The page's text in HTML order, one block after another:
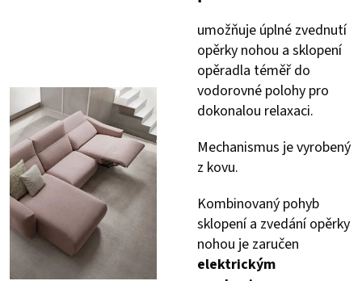
umožňuje úplné zvednutí
opěrky nohou a sklopení
opěradla téměř do
vodorovné polohy pro
dokonalou relaxaci.
Mechanismus je vyrobený
z kovu.
Kombinovaný pohyb
sklopení a zvedání opěrky
nohou je zaručen
elektrickým